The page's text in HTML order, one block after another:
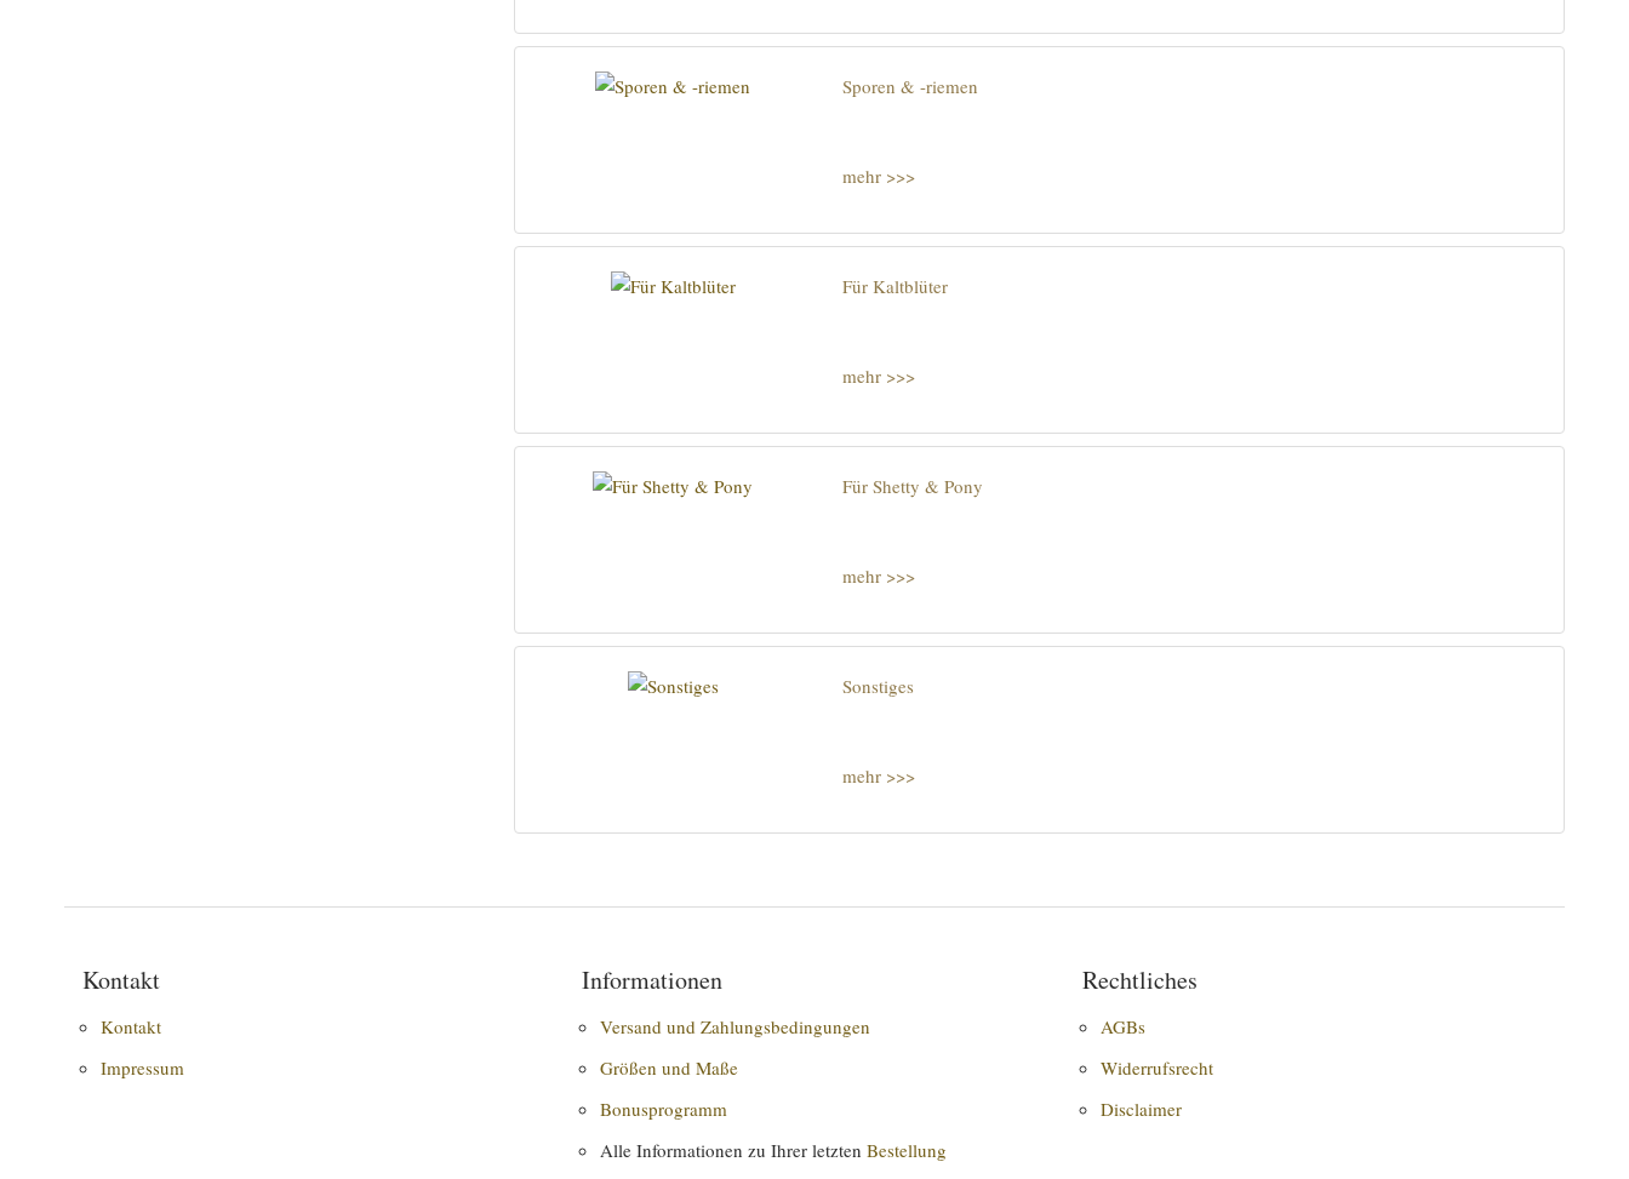
Sporen & -riemen
mehr >>>
Für Kaltblüter
mehr >>>
Für Shetty & Pony
mehr >>>
Sonstiges
mehr >>>
Kontakt
Kontakt
Impressum
Informationen
Versand und Zahlungsbedingungen
Größen und Maße
Bonusprogramm
Alle Informationen zu Ihrer letztenBestellung
Rechtliches
AGBs
Widerrufsrecht
Disclaimer